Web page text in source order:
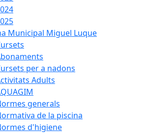
Municipal Miguel Luque
per a nadons
Adults
generals
de la piscina
d'higiene